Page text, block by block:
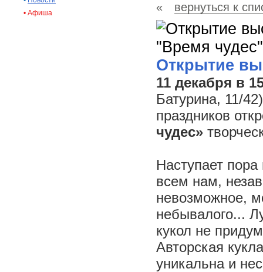
• Афиша « вернуться к
Открытие
11 декабря в
Батурина, 11/
праздников
чудес»
Наступает
всем нам,
невозможное,
небывалого...
кукол не
Авторская
уникальна и